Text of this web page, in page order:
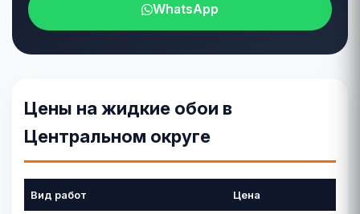
WhatsApp
Цены на жидкие обои в
Центральном округе
Вид работ Цена